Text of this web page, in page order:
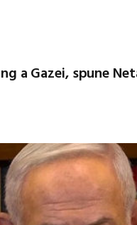
a Gazei, spune